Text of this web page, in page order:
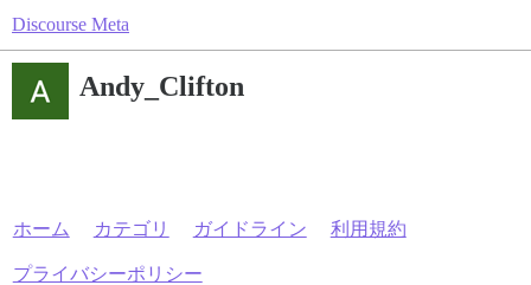
Discourse Meta
Andy_Clifton
ホーム カテゴリ ガイドライン 利用規約
プライバシーポリシー